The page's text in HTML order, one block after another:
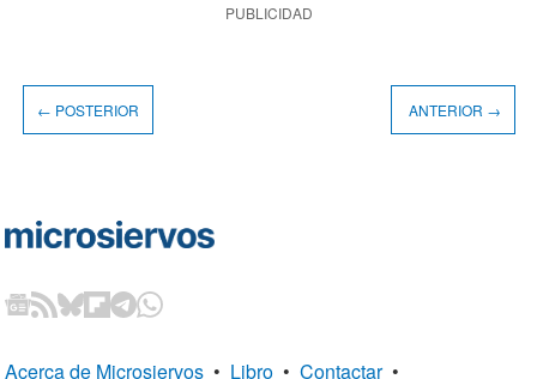
PUBLICIDAD
← POSTERIOR ANTERIOR →
Acerca de Microsiervos • Libro • Contactar •